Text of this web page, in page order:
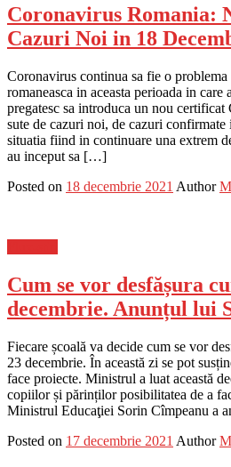
Coronavirus Romania:
Cazuri Noi in 18
Coronavirus continua sa fie o problema
romaneasca in aceasta perioada in
pregatesc sa introduca un nou
sute de cazuri noi, de cazuri
situatia fiind in continuare una extrem
au inceput sa […]
Posted on 18 decembrie 2021 Author
Cum se vor desfășura
decembrie. Anunțul lui
Fiecare școală va decide cum se vor
23 decembrie. În această zi se pot
face proiecte. Ministrul a luat această
copiilor și părinților posibilitatea de a
Ministrul Educaţiei Sorin Cîmpeanu a
Posted on 17 decembrie 2021 Author